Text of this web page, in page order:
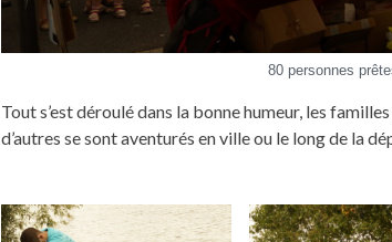
80 personnes
Tout s’est déroulé dans la bonne humeur, les
d’autres se sont aventurés en ville ou le long de la